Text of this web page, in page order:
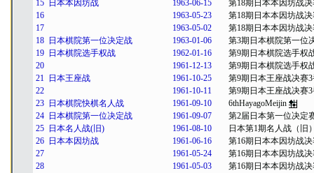
15 日本本因坊战 1963-06-15
第18期日本本因坊战
16
1963-05-23
第18期日本本因坊战
17
1963-05-02
第18期日本本因坊战
18 日本棋院第一位决定战 1963-01-06
第3期日本棋院第一位
19 日本棋院选手权战 1962-01-16
第9期日本棋院选手权
20
1961-12-13
第9期日本棋院选手权
21 日本王座战 1961-10-25
第9期日本王座战决赛
22
1961-10-11
第9期日本王座战决赛
23 日本棋院快棋名人战 1961-09-10
6thHayagoMeijin
24 日本棋院第一位决定战 1961-09-07
第2届日本第一位决定
25 日本名人战(旧) 1961-08-10
日本第1期名人战（旧
26 日本本因坊战 1961-06-16
第16期日本本因坊战
27
1961-05-24
第16期日本本因坊战
28
1961-05-03
第16期日本本因坊战